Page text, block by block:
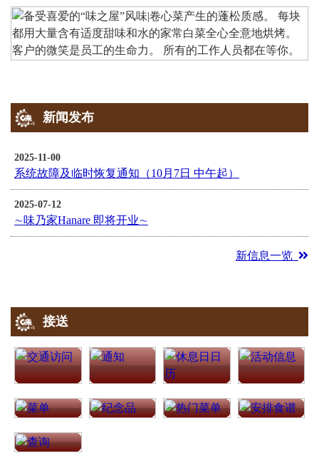
新闻发布
2025-11-00
系统故障及临时恢复通知（10月7日 中午起）
2025-07-12
∼味乃家Hanare 即将开业∼
新信息一览
接送